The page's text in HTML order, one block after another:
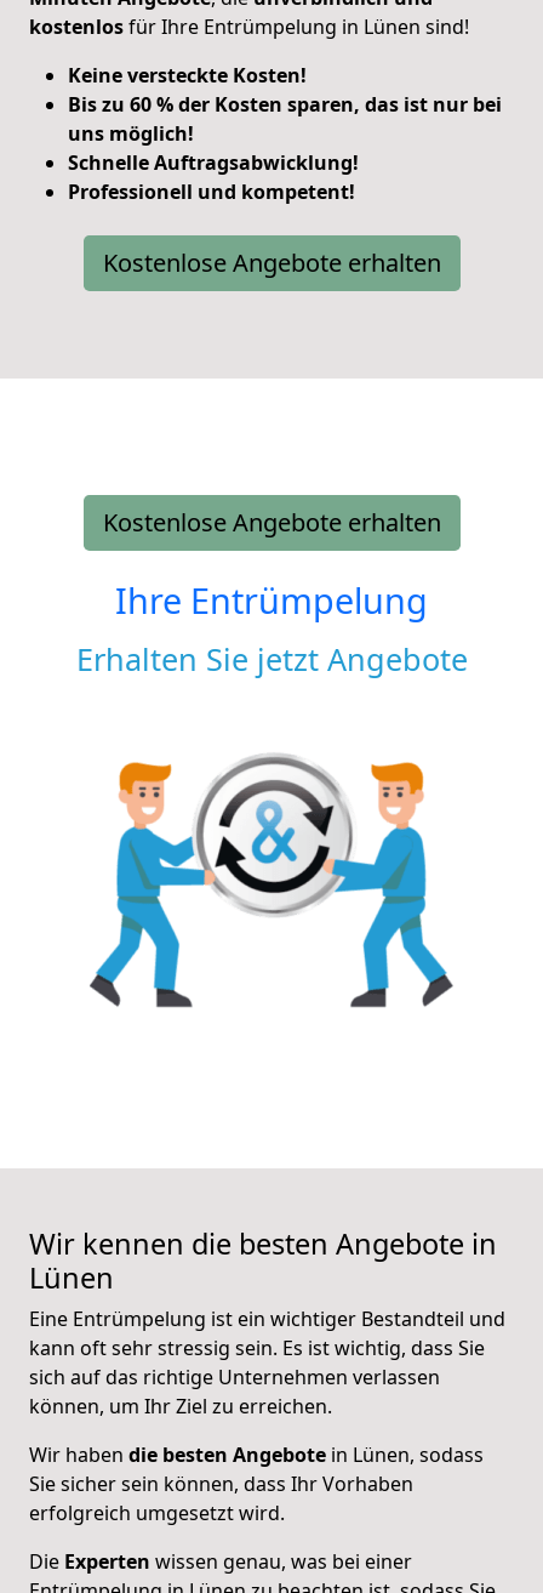
kostenlosfür Ihre Entrümpelung in Lünen sind!
Keine versteckte Kosten!
Bis zu 60 % der Kosten sparen, das ist nur bei
uns möglich!
Schnelle Auftragsabwicklung!
Professionell und kompetent!
Kostenlose Angebote erhalten
Kostenlose Angebote erhalten
Ihre Entrümpelung
Erhalten Sie jetzt Angebote
Wir kennen die besten Angebote in
Lünen
Eine Entrümpelung ist ein wichtiger Bestandteil und
kann oft sehr stressig sein. Es ist wichtig, dass Sie
sich auf das richtige Unternehmen verlassen
können, um Ihr Ziel zu erreichen.
Wir haben die besten Angebote in Lünen, sodass
Sie sicher sein können, dass Ihr Vorhaben
erfolgreich umgesetzt wird.
Die Experten wissen genau, was bei einer